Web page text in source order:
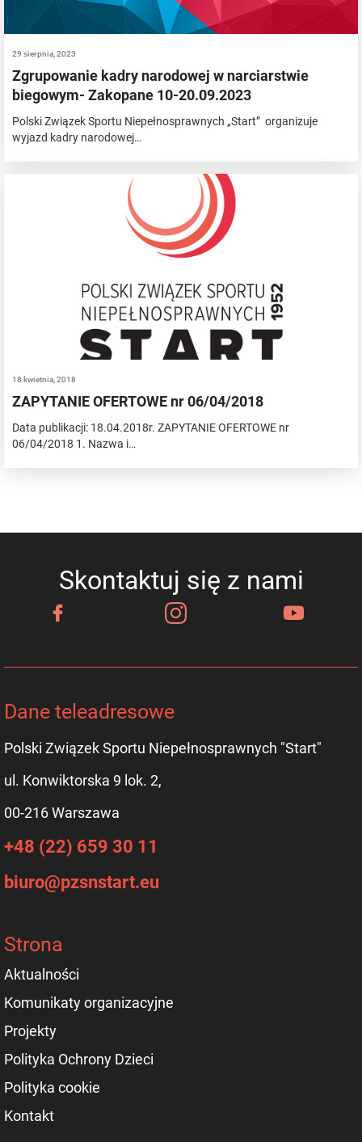
29 sierpnia, 2023
Zgrupowanie kadry narodowej w narciarstwie
biegowym- Zakopane 10-20.09.2023
Polski Związek Sportu Niepełnosprawnych „Start” organizuje
wyjazd kadry narodowej…
18 kwietnia, 2018
ZAPYTANIE OFERTOWE nr 06/04/2018
Data publikacji: 18.04.2018r. ZAPYTANIE OFERTOWE nr
06/04/2018 1. Nazwa i…
Skontaktuj się z nami
Dane teleadresowe
Polski Związek Sportu Niepełnosprawnych "Start"
ul. Konwiktorska 9 lok. 2,
00-216 Warszawa
+48 (22) 659 30 11
biuro@pzsnstart.eu
Strona
Aktualności
Komunikaty organizacyjne
Projekty
Polityka Ochrony Dzieci
Polityka cookie
Kontakt